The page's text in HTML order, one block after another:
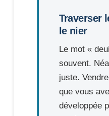
Traverser
le nier
Le mot «
souvent.
juste.
que vous
développée